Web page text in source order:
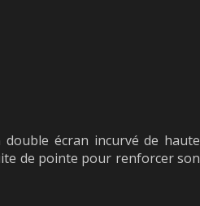
écran incurvé de haute
de pointe pour renforcer son